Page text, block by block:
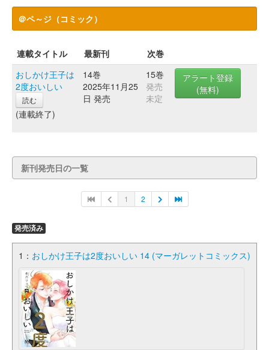
＠ペ～ジ（コミック）
連載タイトル 最新刊
次巻
おしかけ王子は
2度おいしい
読む
(連載終了)
14巻
2025年11月25
日 発売
15巻
発売
未定
アラート登録
(無料)
新刊発売日の一覧
1 2
発売済み
1： おしかけ王子は2度おいしい 14 (マーガレットコミックス)